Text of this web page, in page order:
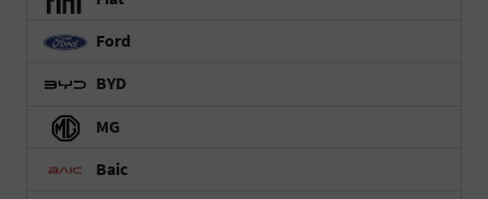
Ford
BYD
MG
Baic